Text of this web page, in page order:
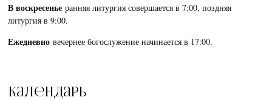
В воскресеньеранняя литургия совершается в 7:00, поздняя
литургия в 9:00.
Ежедневновечернее богослужение начинается в 17:00.
Календарь